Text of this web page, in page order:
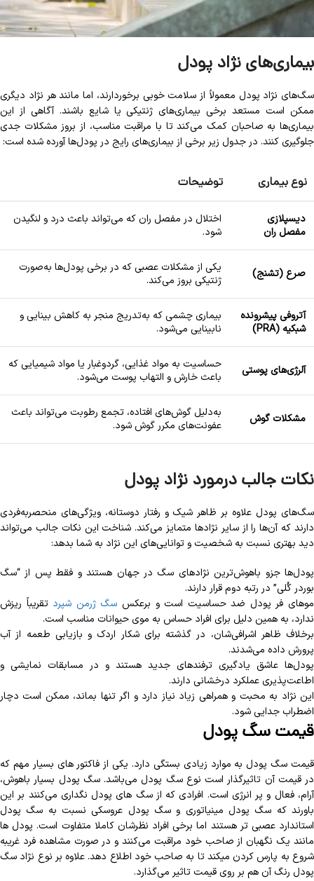
بیماری‌های نژاد پودل
سگ‌های نژاد پودل معمولاً از سلامت خوبی برخوردارند، اما مانند هر نژاد دیگری
ممکن است مستعد برخی بیماری‌های ژنتیکی یا شایع باشند. آگاهی از این
بیماری‌ها به صاحبان کمک می‌کند تا با مراقبت مناسب، از بروز مشکلات جدی
جلوگیری کنند. در جدول زیر برخی از بیماری‌های رایج در پودل‌ها آورده شده است:
نوع بیماری توضیحات
دیسپلازی
مفصل ران
اختلال در مفصل ران که می‌تواند باعث درد و لنگیدن
شود.
صرع (تشنج)
یکی از مشکلات عصبی که در برخی پودل‌ها به‌صورت
ژنتیکی بروز می‌کند.
آتروفی پیشرونده
شبکیه (PRA)
بیماری چشمی که به‌تدریج منجر به کاهش بینایی و
نابینایی می‌شود.
آلرژی‌های پوستی
حساسیت به مواد غذایی، گردوغبار یا مواد شیمیایی که
باعث خارش و التهاب پوست می‌شود.
مشکلات گوش
به‌دلیل گوش‌های افتاده، تجمع رطوبت می‌تواند باعث
عفونت‌های مکرر گوش شود.
نکات جالب درمورد نژاد پودل
سگ‌های پودل علاوه بر ظاهر شیک و رفتار دوستانه، ویژگی‌های منحصربه‌فردی
دارند که آن‌ها را از سایر نژادها متمایز می‌کند. شناخت این نکات جالب می‌تواند
دید بهتری نسبت به شخصیت و توانایی‌های این نژاد به شما بدهد:
پودل‌ها جزو باهوش‌ترین نژادهای سگ در جهان هستند و فقط پس از “سگ
بوردر کُلی” در رتبه دوم قرار دارند.
موهای فر پودل ضد حساسیت است و برعکس سگ ژرمن شپرد تقریباً ریزش
ندارد، به همین دلیل برای افراد حساس به موی حیوانات مناسب است.
برخلاف ظاهر اشرافی‌شان، در گذشته برای شکار اردک و بازیابی طعمه از آب
پرورش داده می‌شدند.
پودل‌ها عاشق یادگیری ترفندهای جدید هستند و در مسابقات نمایشی و
اطاعت‌پذیری عملکرد درخشانی دارند.
این نژاد به محبت و همراهی زیاد نیاز دارد و اگر تنها بماند، ممکن است دچار
اضطراب جدایی شود.
قیمت سگ پودل
قیمت سگ پودل به موارد زیادی بستگی دارد. یکی از فاکتور های بسیار مهم که
در قیمت آن تاثیرگذار است نوع سگ پودل می‌باشد. سگ پودل بسیار باهوش،
آرام، فعال و پر انرژی است. افرادی که از سگ های پودل نگداری می‌کنند بر این
باورند که سگ پودل مینیاتوری و سگ پودل عروسکی نسبت به سگ پودل
استاندارد عصبی تر هستند اما برخی افراد نظرشان کاملا متفاوت است. پودل ها
مانند یک نگهبان از صاحب خود مراقبت می‌کنند و در صورت مشاهده فرد غریبه
شروع به پارس کردن میکند تا به صاحب خود اطلاع دهد. علاوه بر نوع نژاد سگ
پودل رنگ آن هم بر روی قیمت تاثیر می‌گذارد.